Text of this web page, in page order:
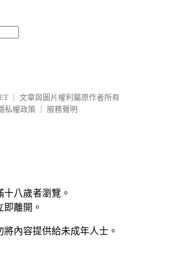
文章與圖片權利屬原作者所有
私權政策
服務聲明
八歲者瀏覽。
離開。
內容提供給未成年人士。